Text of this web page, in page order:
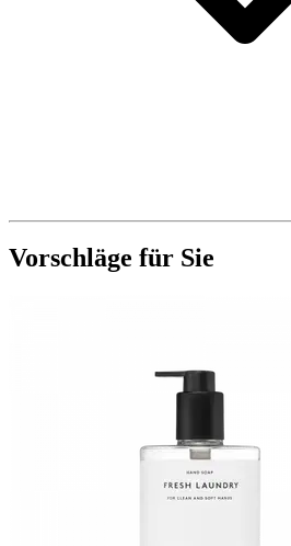
Vorschläge für Sie